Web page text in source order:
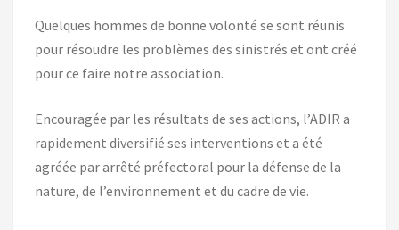
Quelques hommes de bonne volonté se sont réunis
pour résoudre les problèmes des sinistrés et ont créé
pour ce faire notre association.
Encouragée par les résultats de ses actions, l’ADIR a
rapidement diversifié ses interventions et a été
agréée par arrêté préfectoral pour la défense de la
nature, de l’environnement et du cadre de vie.